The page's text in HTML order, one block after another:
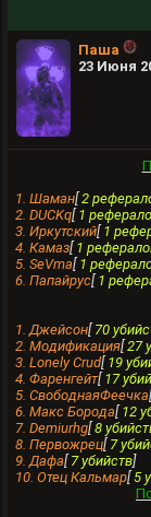
Паша
23 Июня
1. Шамaн[ 2
2. DUCKq[ 1
3. Иркутский[ 1
4. Камаз[ 1
5. SeVma[ 1
6. Папайрус[ 1
1. Джейсон[ 70
2. Модификация[ 27
3. Lonely Crud[ 19
4. Фаренгейт[ 17
5. СвободнаяФеечка[
6. Макс Борода[ 12
7. Demiurhg[ 8
8. Первожрец[ 7
9. Дафа[ 7 убийств]
10. Отец Кальмар[ 5